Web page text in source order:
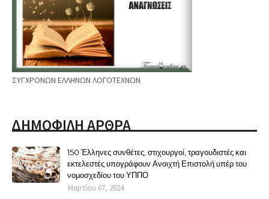
ΣΥΓΧΡΟΝΩΝ ΕΛΛΗΝΩΝ ΛΟΓΟΤΕΧΝΩΝ
ΔΗΜΟΦΙΛΗ ΑΡΘΡΑ
150 Έλληνες συνθέτες, στιχουργοί, τραγουδιστές και
εκτελεστές υπογράφουν Ανοιχτή Επιστολή υπέρ του
νομοσχεδίου του ΥΠΠΟ
Μαρτίου 07, 2024